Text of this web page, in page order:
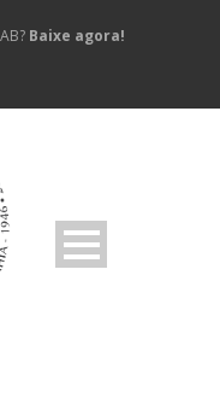
Baixe agora!